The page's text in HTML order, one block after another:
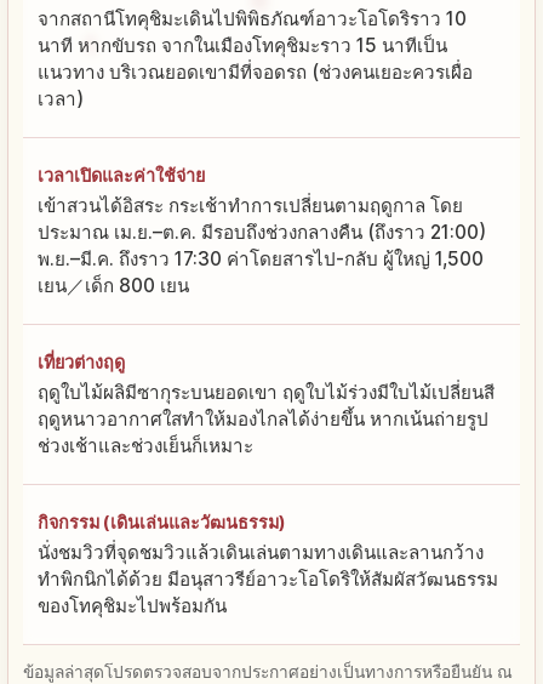
จากสถานีโทคุชิมะเดินไปพิพิธภัณฑ์อาวะโอโดริราว 10
นาที หากขับรถ จากในเมืองโทคุชิมะราว 15 นาทีเป็น
แนวทาง บริเวณยอดเขามีที่จอดรถ (ช่วงคนเยอะควรเผื่อ
เวลา)
เวลาเปิดและค่าใช้จ่าย
เข้าสวนได้อิสระ กระเช้าทำการเปลี่ยนตามฤดูกาล โดย
ประมาณ เม.ย.–ต.ค. มีรอบถึงช่วงกลางคืน (ถึงราว 21:00)
พ.ย.–มี.ค. ถึงราว 17:30 ค่าโดยสารไป-กลับ ผู้ใหญ่ 1,500
เยน／เด็ก 800 เยน
เที่ยวต่างฤดู
ฤดูใบไม้ผลิมีซากุระบนยอดเขา ฤดูใบไม้ร่วงมีใบไม้เปลี่ยนสี
ฤดูหนาวอากาศใสทำให้มองไกลได้ง่ายขึ้น หากเน้นถ่ายรูป
ช่วงเช้าและช่วงเย็นก็เหมาะ
กิจกรรม (เดินเล่นและวัฒนธรรม)
นั่งชมวิวที่จุดชมวิวแล้วเดินเล่นตามทางเดินและลานกว้าง
ทำพิกนิกได้ด้วย มีอนุสาวรีย์อาวะโอโดริให้สัมผัสวัฒนธรรม
ของโทคุชิมะไปพร้อมกัน
ข้อมูลล่าสุดโปรดตรวจสอบจากประกาศอย่างเป็นทางการหรือยืนยัน ณ